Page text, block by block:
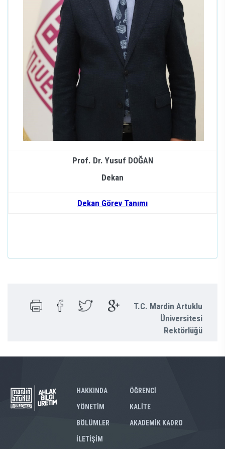
Prof. Dr. Yusuf DOĞAN
Dekan
Dekan Görev Tanımı
T.C. Mardin Artuklu
Üniversitesi
Rektörlüğü
HAKKINDA
YÖNETİM
BÖLÜMLER
ÖĞRENCİ
KALİTE
AKADEMİK KADRO
İLETİŞİM